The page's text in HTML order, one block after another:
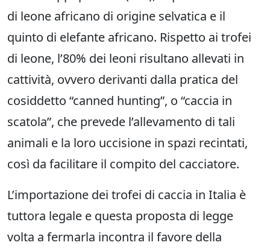
di leone africano di origine selvatica e il
quinto di elefante africano. Rispetto ai trofei
di leone, l’80% dei leoni risultano allevati in
cattività, ovvero derivanti dalla pratica del
cosiddetto “canned hunting”, o “caccia in
scatola”, che prevede l’allevamento di tali
animali e la loro uccisione in spazi recintati,
così da facilitare il compito del cacciatore.
L’importazione dei trofei di caccia in Italia è
tuttora legale e questa proposta di legge
volta a fermarla incontra il favore della